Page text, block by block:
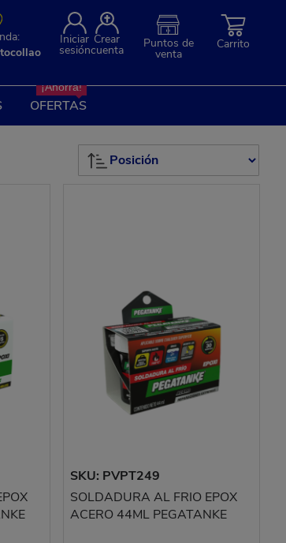
Iniciar
sesión
Crear
cuenta Puntos de
venta
Carrito
OFERTAS
¡Ahorra!
Set
Descending
SKU: PVPT249
SOLDADURA AL FRIO EPOX
ACERO 44ML PEGATANKE